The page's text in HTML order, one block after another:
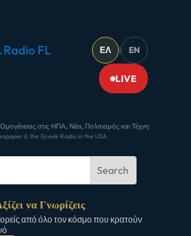
ΕΛ | EN
LIVE
στις ΗΠΑ, Νέα, Πολιτισμός και Τέχνη
& the Greek Radio in the USA
να Γνωρίζεις
από όλο τον κόσμο που κρατούν